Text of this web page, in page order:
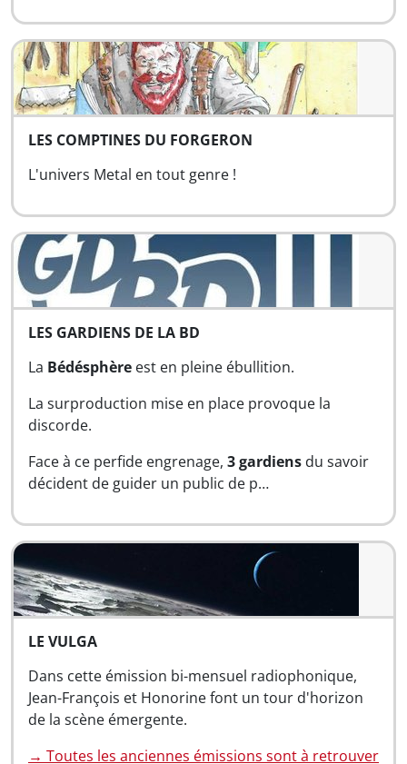
LES COMPTINES DU FORGERON
L'univers Metal en tout genre !
LES GARDIENS DE LA BD
La Bédésphère est en pleine ébullition.
La surproduction mise en place provoque la
discorde.
Face à ce perfide engrenage, 3 gardiens du savoir
décident de guider un public de p…
LE VULGA
Dans cette émission bi-mensuel radiophonique,
Jean-François et Honorine font un tour d'horizon
de la scène émergente.
→ Toutes les anciennes émissions sont à retrouver